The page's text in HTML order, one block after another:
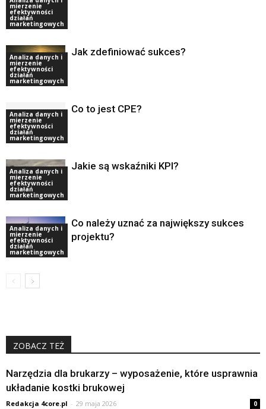
mierzenie
efektywności
działań
marketingowych
Analiza danych i
mierzenie
efektywności
działań
marketingowych
Jak zdefiniować sukces?
Analiza danych i
mierzenie
efektywności
działań
marketingowych
Co to jest CPE?
Analiza danych i
mierzenie
efektywności
działań
marketingowych
Jakie są wskaźniki KPI?
Analiza danych i
mierzenie
efektywności
działań
marketingowych
Co należy uznać za największy sukces
projektu?
ZOBACZ TEŻ
Narzędzia dla brukarzy – wyposażenie, które usprawnia
układanie kostki brukowej
Redakcja 4core.pl - 29 maja 2026 0